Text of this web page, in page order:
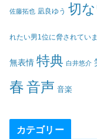
佐藤拓也 凪良ゆう 切
れたい男1位に脅されていま
無表情 特典 白井悠介
春音声 音楽
カテゴリー